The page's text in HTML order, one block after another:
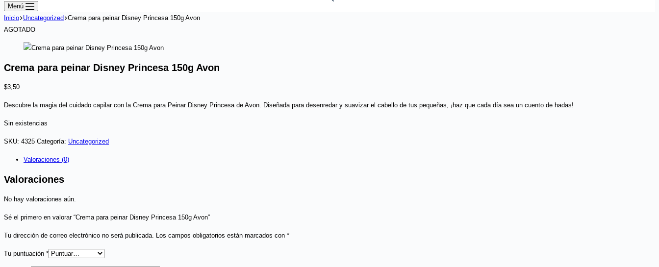
Menú
Inicio Uncategorized Crema para peinar Disney Princesa 150g Avon
AGOTADO
Crema para peinar Disney Princesa 150g Avon
$3,50
Descubre la magia del cuidado capilar con la Crema para Peinar Disney Princesa de Avon. Diseñada para desenredar y suavizar el cabello de tus pequeñas, ¡haz que cada día sea un cuento de hadas!
Sin existencias
SKU: 4325 Categoría: Uncategorized
Valoraciones (0)
Valoraciones
No hay valoraciones aún.
Sé el primero en valorar “Crema para peinar Disney Princesa 150g Avon”
Tu dirección de correo electrónico no será publicada. Los campos obligatorios están marcados con *
Tu puntuación *